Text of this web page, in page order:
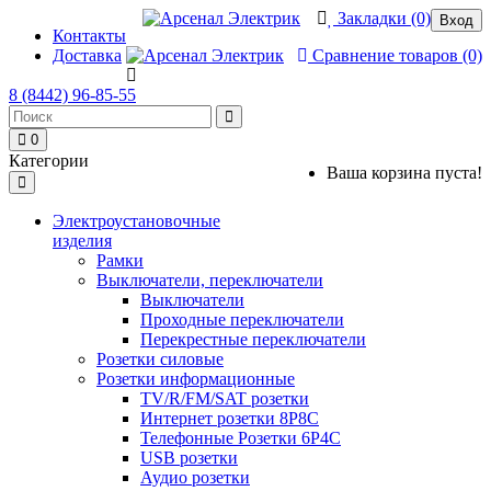
Контакты
Доставка
Вход
Закладки (0)
Сравнение товаров (0)
8 (8442) 96-85-55
0
Ваша корзина пуста!
Категории
Электроустановочные
изделия
Рамки
Выключатели, переключатели
Выключатели
Проходные переключатели
Перекрестные переключатели
Розетки силовые
Розетки информационные
TV/R/FM/SAT розетки
Интернет розетки 8P8C
Телефонные Розетки 6P4C
USB розетки
Аудио розетки